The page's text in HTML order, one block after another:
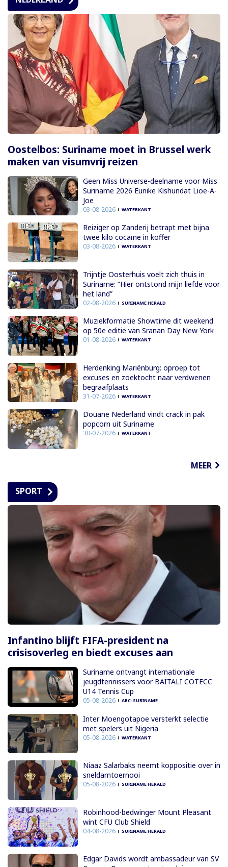
Oostelbos: Suriname moet in Brussel werk
maken van visumvrij reizen
Geen Miss Universe-deelname voor Miss
Suriname 2026 Eunike Kishundat Lioe-A-
Joe
03-08-2026 WATERKANT
Reiziger op Zanderij betrapt met bijna
twee kilo cocaïne in koffer
03-08-2026 WATERKANT
Trijntje Oosterhuis voelt zich thuis in
Suriname: “Hier ontstond mijn liefde voor
het land”
02-08-2026 SURINAME HERALD
Muziekformatie Showtime dit weekend
op 50e editie van Sranan Day New York
01-08-2026 WATERKANT
Herdenking Mariënburg: oproep tot
excuses en zoektocht naar verdwenen
begraafplaats
31-07-2026 WATERKANT
Douane Nederland vindt crack in pak
popcorn uit Suriname
30-07-2026 WATERKANT
MEER
SPORT
Infantino blijft FIFA-president na
crisisoverleg en biedt excuses aan
Suriname ontvangt internationale
jeugdtennissers voor BAITALI COTECC
U14 Tennis Cup
05-08-2026 ABC-SURINAME
Inter Moengotapoe versterkt selectie
met spelers uit Nigeria
05-08-2026 WATERKANT
Niaaz Salarbaks neemt koppositie over in
sneldamtoernooi
05-08-2026 SURINAME HERALD
Robinhood-bedwinger Mount Pleasant
wint CFU Club Shield
04-08-2026 SURINAME HERALD
Edgar Davids wordt ambassadeur van SV